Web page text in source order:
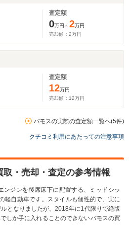
査定額
0万円～2万円
売却額： 2万円
査定額
12万円
売却額： 12万円
バモスの実際の査定額一覧へ(5件)
クチコミ利用にあたっての注意事項
・売却・査定の参考情報
ンジンを後席床下に配置する、ミッドシッ
軽自動車です。スタイルも個性的で、実に
となりましたが、2018年に1代限りで絶版
しか手に入れることのできないバモスの買